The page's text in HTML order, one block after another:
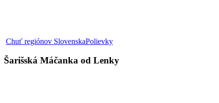
Chuť regiónov SlovenskaPolievkyŠarišská
od
Lenky
Šarišská Máčanka od Lenky